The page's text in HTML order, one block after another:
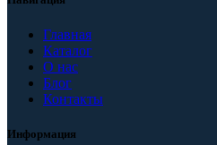
Главная
Каталог
О нас
Блог
Контакты
Информация